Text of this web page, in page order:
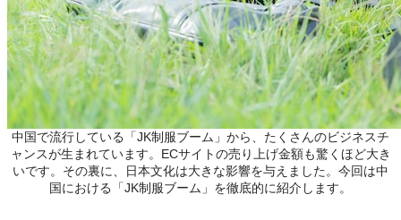
中国で流行している「JK制服ブーム」から、たくさんのビジネスチ
ャンスが生まれています。ECサイトの売り上げ金額も驚くほど大き
いです。その裏に、日本文化は大きな影響を与えました。今回は中
国における「JK制服ブーム」を徹底的に紹介します。